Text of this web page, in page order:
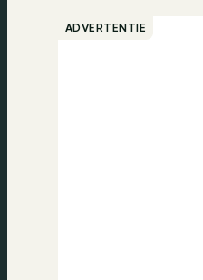
ADVERTENTIE